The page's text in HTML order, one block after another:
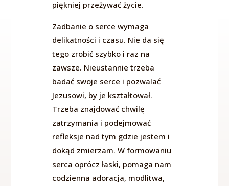
piękniej przeżywać życie.
Zadbanie o serce wymaga
delikatności i czasu. Nie da się
tego zrobić szybko i raz na
zawsze. Nieustannie trzeba
badać swoje serce i pozwalać
Jezusowi, by je kształtował.
Trzeba znajdować chwilę
zatrzymania i podejmować
refleksje nad tym gdzie jestem i
dokąd zmierzam. W formowaniu
serca oprócz łaski, pomaga nam
codzienna adoracja, modlitwa,